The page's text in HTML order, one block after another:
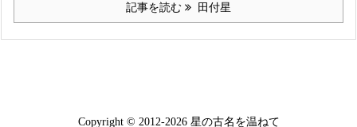
記事を読む 田付星
Copyright © 2012-2026 星の古名を温ねて